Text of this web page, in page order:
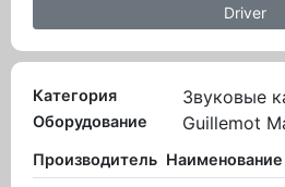
Driver
Категория Звуковые
Оборудование Guillemot
Производитель Наименование